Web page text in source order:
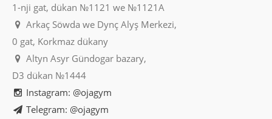
1-nji gat, dükan №1121 we №1121A
Arkaç Söwda we Dynç Alyş Merkezi,
0 gat, Korkmaz dükany
Altyn Asyr Gündogar bazary,
D3 dükan №1444
Instagram: @ojagym
Telegram: @ojagym